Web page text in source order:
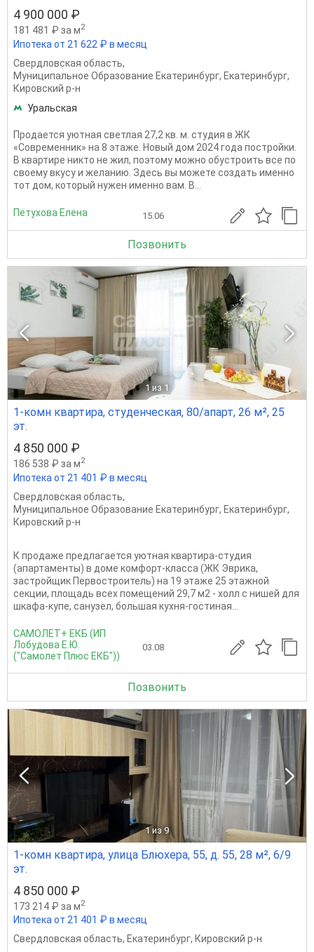
4 900 000 ₽
181 481 ₽ за м2
Ипотека от 21 622 ₽ в месяц
Свердловская область,
Муниципальное Образование Екатеринбург, Екатеринбург,
Кировский р-н
Уральская
Продается уютная светлая 27,2 кв. м. студия в ЖК
«Современник» на 8 этаже. Новый дом 2024 года постройки.
В квартире никто не жил, поэтому можно обустроить все по
своему вкусу и желанию. Здесь вы можете создать именно
тот дом, который нужен именно вам. В...
Петухова Елена 15.06
Позвонить
1 из 1
1-комн квартира, студенческая, 80/апарт, 26 м², 25
эт.
4 850 000 ₽
186 538 ₽ за м2
Ипотека от 21 401 ₽ в месяц
Свердловская область,
Муниципальное Образование Екатеринбург, Екатеринбург,
Кировский р-н
К продаже предлагается уютная квартира-студия
(апартаменты) в доме комфорт-класса (ЖК Эврика,
застройщик Первостроитель) на 19 этаже 25 этажной
секции, площадь всех помещений 29,7 м2 - холл с нишей для
шкафа-купе, санузел, большая кухня-гостиная...
САМОЛЕТ+ ЕКБ (ИП
Лобудова Е.Ю.
("Самолет Плюс ЕКБ"))
03.08
Позвонить
1 из 9
1-комн квартира, улица Блюхера, 55, д. 55, 28 м², 6/9
эт.
4 850 000 ₽
173 214 ₽ за м2
Ипотека от 21 401 ₽ в месяц
Свердловская область, Екатеринбург, Кировский р-н